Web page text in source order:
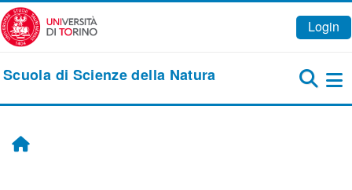
Vai al contenuto principale
Login
Scuola di Scienze della Natura
Home